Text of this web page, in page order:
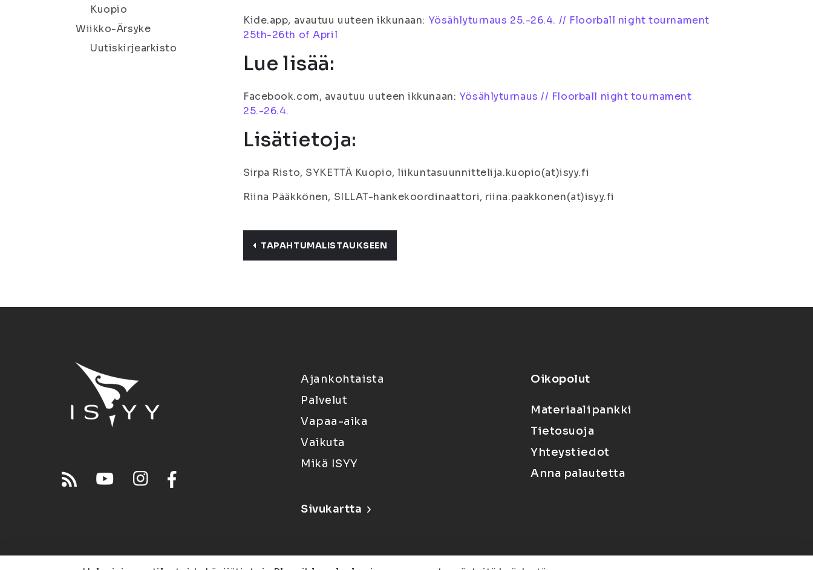
Kuopio
Wiikko-Ärsyke
Uutiskirjearkisto
Kide.app, avautuu uuteen ikkunaan: Yösählyturnaus 25.-26.4. // Floorball night tournament
25th-26th of April
Lue lisää:
Facebook.com, avautuu uuteen ikkunaan: Yösählyturnaus // Floorball night tournament
25.-26.4.
Lisätietoja:
Sirpa Risto, SYKETTÄ Kuopio, liikuntasuunnittelija.kuopio(at)isyy.fi
Riina Pääkkönen, SILLAT-hankekoordinaattori, riina.paakkonen(at)isyy.fi
TAPAHTUMALISTAUKSEEN
Ajankohtaista
Palvelut
Vapaa-aika
Vaikuta
Mikä ISYY
Sivukartta
Oikopolut
Materiaalipankki
Tietosuoja
Yhteystiedot
Anna palautetta